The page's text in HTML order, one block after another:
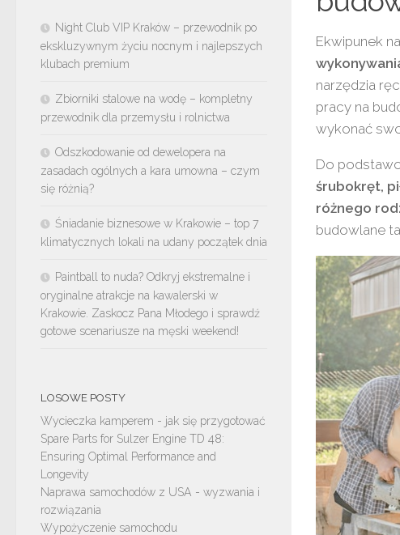
Ekwipunek
narzędzia
pracy na
wykonać
Do
śrubokręt,
różnego
budowlane
Night Club VIP Kraków – przewodnik po
ekskluzywnym życiu nocnym i najlepszych
klubach premium
Zbiorniki stalowe na wodę – kompletny
przewodnik dla przemysłu i rolnictwa
Odszkodowanie od dewelopera na
zasadach ogólnych a kara umowna – czym
się różnią?
Śniadanie biznesowe w Krakowie – top 7
klimatycznych lokali na udany początek dnia
Paintball to nuda? Odkryj ekstremalne i
oryginalne atrakcje na kawalerski w
Krakowie. Zaskocz Pana Młodego i sprawdź
gotowe scenariusze na męski weekend!
LOSOWE POSTY
Wycieczka kamperem - jak się przygotować
Spare Parts for Sulzer Engine TD 48:
Ensuring Optimal Performance and
Longevity
Naprawa samochodów z USA - wyzwania i
rozwiązania
Wypożyczenie samochodu